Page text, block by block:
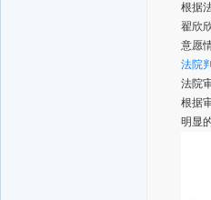
根据
翟欣
意愿
法院
法院
根据
明显